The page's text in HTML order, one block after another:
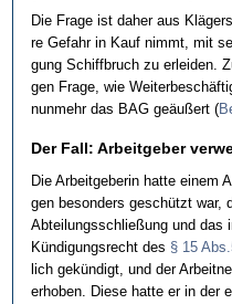
Die Fra­ge ist da­her aus
re Ge­fahr in Kauf nimmt, mit
gung Schiff­bruch zu er­lei­den.
gen Fra­ge, wie
nun­mehr das BAG geäußert (
Der Fall: Ar­beit­ge­ber
Die Ar­beit­ge­be­rin hat­te ei­nem
gen be­son­ders geschützt war,
Ab­tei­lungs­sch­ließung und das
Kündi­gungs­recht des § 15
lich gekündigt, und der
er­ho­ben. Die­se hat­te er in der